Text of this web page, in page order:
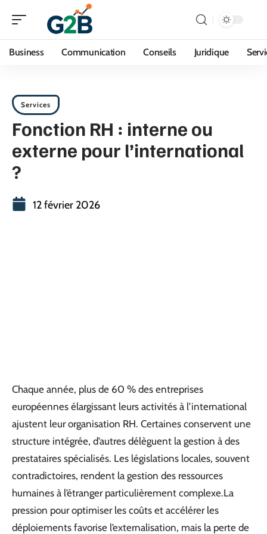
Business Communication Conseils Juridique
Services
Fonction RH : interne ou
externe pour l’international
?
12 février 2026
Chaque année, plus de 60 % des entreprises
européennes élargissant leurs activités à l’international
ajustent leur organisation RH. Certaines conservent une
structure intégrée, d’autres délèguent la gestion à des
prestataires spécialisés. Les législations locales, souvent
contradictoires, rendent la gestion des ressources
humaines à l’étranger particulièrement complexe.La
pression pour optimiser les coûts et accélérer les
déploiements favorise l’externalisation, mais la perte de